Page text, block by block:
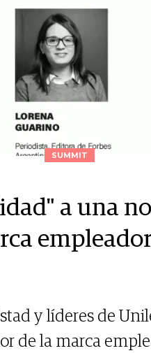
SUMMIT
a una
y líderes de
de la marca